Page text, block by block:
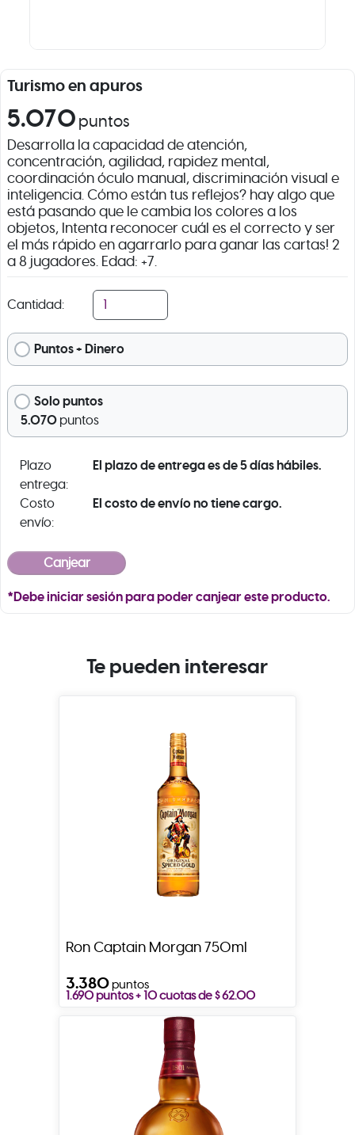
Turismo en apuros
5.070 puntos
Desarrolla la capacidad de atención,
concentración, agilidad, rapidez mental,
coordinación óculo manual, discriminación visual e
inteligencia. Cómo están tus reflejos? hay algo que
está pasando que le cambia los colores a los
objetos, Intenta reconocer cuál es el correcto y ser
el más rápido en agarrarlo para ganar las cartas! 2
a 8 jugadores. Edad: +7.
Cantidad:
Puntos + Dinero
Solo puntos
5.070 puntos
Plazo
entrega:
El plazo de entrega es de 5 días hábiles.
Costo
envío:
El costo de envío no tiene cargo.
*Debe iniciar sesión para poder canjear este producto.
Te pueden interesar
Ron Captain Morgan 750ml
3.380puntos
1.690 puntos + 10 cuotas de $ 62.00